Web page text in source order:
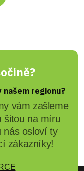
regionu?
vám zašleme
šitou na míru
nás osloví ty
zákazníky!